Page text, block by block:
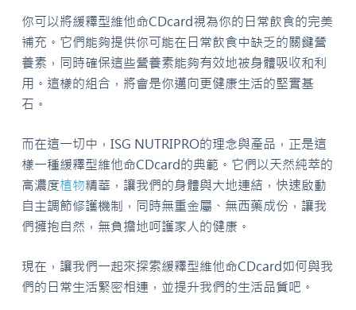
你可以將緩釋型維他命CDcard視為你的日常飲食的完美
補充。它們能夠提供你可能在日常飲食中缺乏的關鍵營
養素，同時確保這些營養素能夠有效地被身體吸收和利
用。這樣的組合，將會是你邁向更健康生活的堅實基
石。
而在這一切中，ISG NUTRIPRO的理念與產品，正是這
樣一種緩釋型維他命CDcard的典範。它們以天然純萃的
高濃度植物精華，讓我們的身體與大地連結，快速啟動
自主調節修護機制，同時無重金屬、無西藥成份，讓我
們擁抱自然，無負擔地呵護家人的健康。
現在，讓我們一起來探索緩釋型維他命CDcard如何與我
們的日常生活緊密相連，並提升我們的生活品質吧。